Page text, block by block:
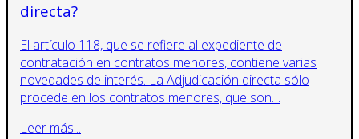
directa?
El artículo 118, que se refiere al expediente de
contratación en contratos menores, contiene varias
novedades de interés. La Adjudicación directa sólo
procede en los contratos menores, que son…
Leer más...